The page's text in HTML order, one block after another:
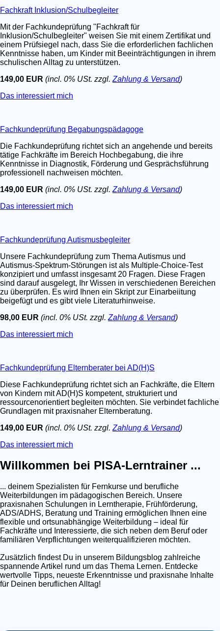
Fachkraft Inklusion/Schulbegleiter
Mit der Fachkundeprüfung "Fachkraft für
Inklusion/Schulbegleiter" weisen Sie mit einem Zertifikat und
einem Prüfsiegel nach, dass Sie die erforderlichen fachlichen
Kenntnisse haben, um Kinder mit Beeinträchtigungen in ihrem
schulischen Alltag zu unterstützen.
149,00 EUR (incl. 0% USt. zzgl. Zahlung & Versand)
Das interessiert mich
Fachkundeprüfung Begabungspädagoge
Die Fachkundeprüfung richtet sich an angehende und bereits
tätige Fachkräfte im Bereich Hochbegabung, die ihre
Kenntnisse in Diagnostik, Förderung und Gesprächsführung
professionell nachweisen möchten.
149,00 EUR (incl. 0% USt. zzgl. Zahlung & Versand)
Das interessiert mich
Fachkundeprüfung Autismusbegleiter
Unsere Fachkundeprüfung zum Thema Autismus und
Autismus-Spektrum-Störungen ist als Multiple-Choice-Test
konzipiert und umfasst insgesamt 20 Fragen. Diese Fragen
sind darauf ausgelegt, Ihr Wissen in verschiedenen Bereichen
zu überprüfen. Es wird Ihnen ein Skript zur Einarbeiitung
beigefügt und es gibt viele Literaturhinweise.
98,00 EUR (incl. 0% USt. zzgl. Zahlung & Versand)
Das interessiert mich
Fachkundeprüfung Elternberater bei AD(H)S
Diese Fachkundeprüfung richtet sich an Fachkräfte, die Eltern
von Kindern mit AD(H)S kompetent, strukturiert und
ressourcenorientiert begleiten möchten. Sie verbindet fachliche
Grundlagen mit praxisnaher Elternberatung.
149,00 EUR (incl. 0% USt. zzgl. Zahlung & Versand)
Das interessiert mich
Willkommen bei PISA-Lerntrainer ...
... deinem Spezialisten für Fernkurse und berufliche
Weiterbildungen im pädagogischen Bereich. Unsere
praxisnahen Schulungen in Lerntherapie, Frühförderung,
ADS/ADHS, Beratung und Training ermöglichen Ihnen eine
flexible und ortsunabhängige Weiterbildung – ideal für
Fachkräfte und Interessierte, die sich neben dem Beruf oder
familiären Verpflichtungen weiterqualifizieren möchten.
Zusätzlich findest Du in unserem Bildungsblog zahlreiche
spannende Artikel rund um das Thema Lernen. Entdecke
wertvolle Tipps, neueste Erkenntnisse und praxisnahe Inhalte
für Deinen beruflichen Alltag!